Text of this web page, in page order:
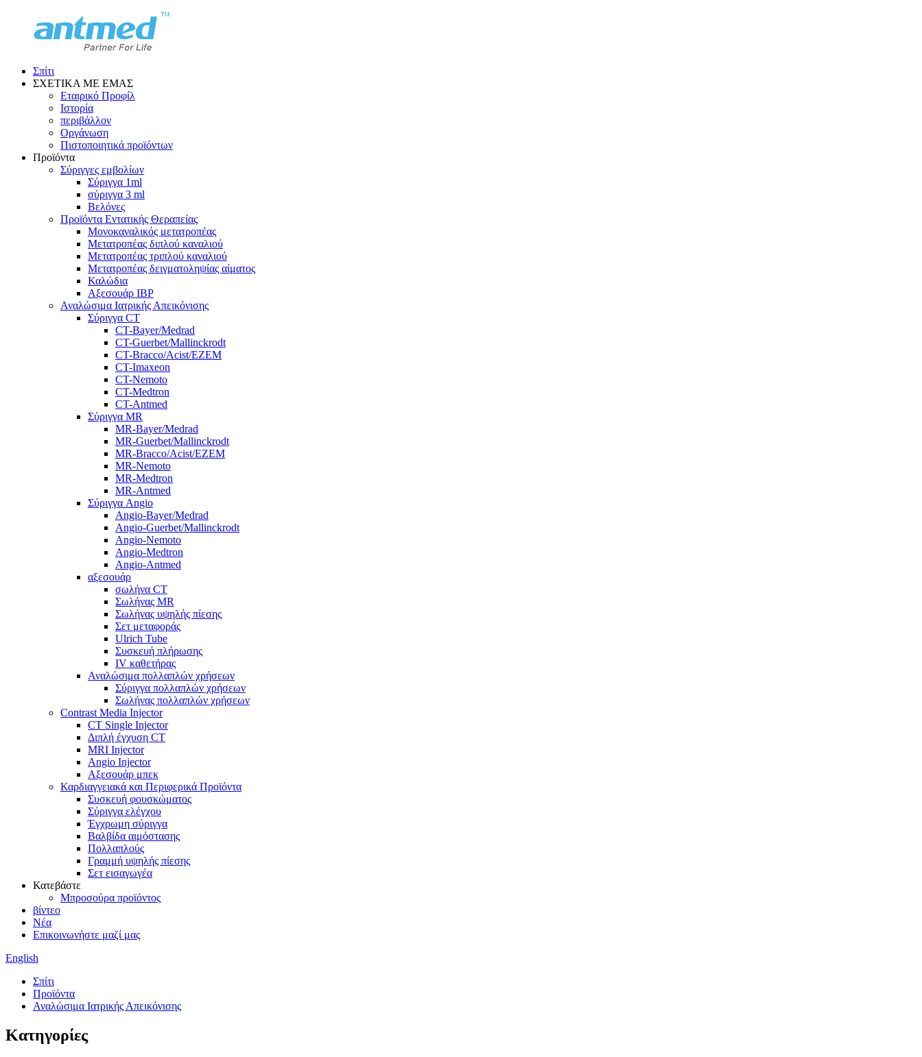
Σπίτι
ΣΧΕΤΙΚΑ ΜΕ ΕΜΑΣ
Εταιρικό Προφίλ
Ιστορία
περιβάλλον
Οργάνωση
Πιστοποιητικά προϊόντων
Προϊόντα
Σύριγγες εμβολίων
Σύριγγα 1ml
σύριγγα 3 ml
Βελόνες
Προϊόντα Εντατικής Θεραπείας
Μονοκαναλικός μετατροπέας
Μετατροπέας διπλού καναλιού
Μετατροπέας τριπλού καναλιού
Μετατροπέας δειγματοληψίας αίματος
Καλώδια
Αξεσουάρ IBP
Αναλώσιμα Ιατρικής Απεικόνισης
Σύριγγα CT
CT-Bayer/Medrad
CT-Guerbet/Mallinckrodt
CT-Bracco/Acist/EZEM
CT-Imaxeon
CT-Nemoto
CT-Medtron
CT-Antmed
Σύριγγα MR
MR-Bayer/Medrad
MR-Guerbet/Mallinckrodt
MR-Bracco/Acist/EZEM
MR-Nemoto
MR-Medtron
MR-Antmed
Σύριγγα Angio
Angio-Bayer/Medrad
Angio-Guerbet/Mallinckrodt
Angio-Nemoto
Angio-Medtron
Angio-Antmed
αξεσουάρ
σωλήνα CT
Σωλήνας MR
Σωλήνας υψηλής πίεσης
Σετ μεταφοράς
Ulrich Tube
Συσκευή πλήρωσης
IV καθετήρας
Αναλώσιμα πολλαπλών χρήσεων
Σύριγγα πολλαπλών χρήσεων
Σωλήνας πολλαπλών χρήσεων
Contrast Media Injector
CT Single Injector
Διπλή έγχυση CT
MRI Injector
Angio Injector
Αξεσουάρ μπεκ
Καρδιαγγειακά και Περιφερικά Προϊόντα
Συσκευή φουσκώματος
Σύριγγα ελέγχου
Έγχρωμη σύριγγα
Βαλβίδα αιμόστασης
Πολλαπλούς
Γραμμή υψηλής πίεσης
Σετ εισαγωγέα
Κατεβάστε
Μπροσούρα προϊόντος
βίντεο
Νέα
Επικοινωνήστε μαζί μας
English
Σπίτι
Προϊόντα
Αναλώσιμα Ιατρικής Απεικόνισης
Κατηγορίες